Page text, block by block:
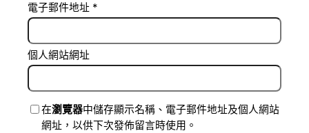
電子郵件地址 *
個人網站網址
在瀏覽器中儲存顯示名稱、電子郵件地址及個人網站
網址，以供下次發佈留言時使用。